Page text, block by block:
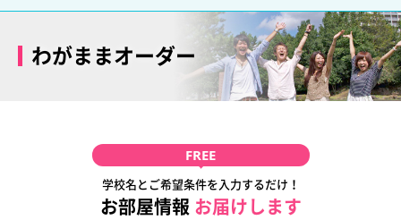
わがままオーダー
FREE
学校名とご希望条件を入力するだけ！
お部屋情報 お届けします